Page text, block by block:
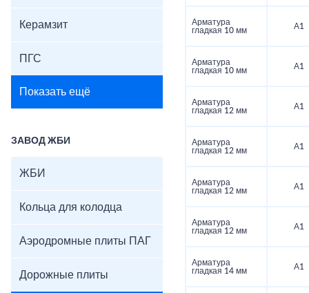
Керамзит
ПГС
Показать ещё
ЗАВОД ЖБИ
ЖБИ
Кольца для колодца
Аэродромные плиты ПАГ
Дорожные плиты
Арматура
гладкая 10 мм
А1
Арматура
гладкая 10 мм
А1
Арматура
гладкая 12 мм
А1
Арматура
гладкая 12 мм
А1
Арматура
гладкая 12 мм
А1
Арматура
гладкая 12 мм
А1
Арматура
гладкая 14 мм
А1